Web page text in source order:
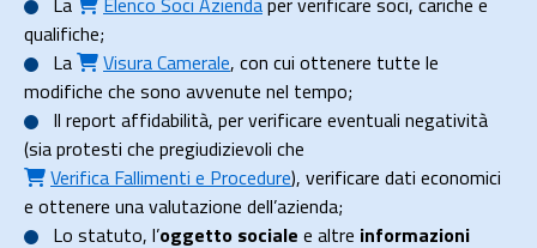
qualifiche;
La
Visura Camerale, con cui ottenere tutte le
modifiche che sono avvenute nel tempo;
Il report affidabilità, per verificare eventuali negatività
(sia protesti che pregiudizievoli che
Verifica Fallimenti e Procedure), verificare dati economici
e ottenere una valutazione dell’azienda;
Lo statuto, l’oggetto sociale e altre informazioni